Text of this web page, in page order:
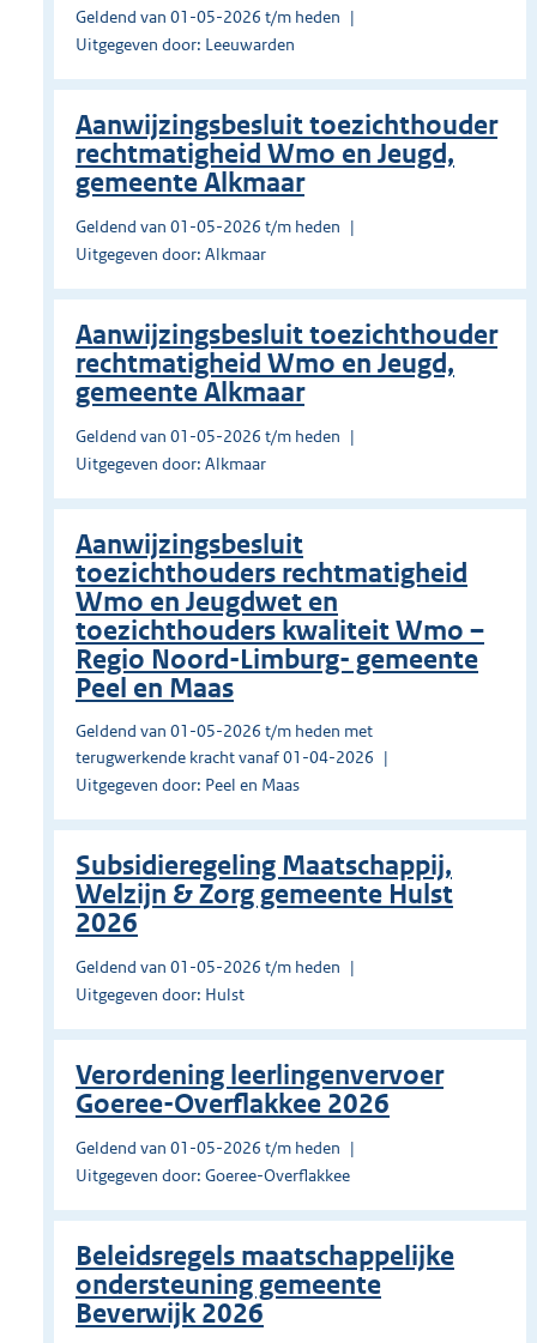
Geldend van 01-05-2026 t/m heden
Uitgegeven door: Leeuwarden
Aanwijzingsbesluit toezichthouder
rechtmatigheid Wmo en Jeugd,
gemeente Alkmaar
Geldend van 01-05-2026 t/m heden
Uitgegeven door: Alkmaar
Aanwijzingsbesluit toezichthouder
rechtmatigheid Wmo en Jeugd,
gemeente Alkmaar
Geldend van 01-05-2026 t/m heden
Uitgegeven door: Alkmaar
Aanwijzingsbesluit
toezichthouders rechtmatigheid
Wmo en Jeugdwet en
toezichthouders kwaliteit Wmo –
Regio Noord-Limburg- gemeente
Peel en Maas
Geldend van 01-05-2026 t/m heden met
terugwerkende kracht vanaf 01-04-2026
Uitgegeven door: Peel en Maas
Subsidieregeling Maatschappij,
Welzijn & Zorg gemeente Hulst
2026
Geldend van 01-05-2026 t/m heden
Uitgegeven door: Hulst
Verordening leerlingenvervoer
Goeree-Overflakkee 2026
Geldend van 01-05-2026 t/m heden
Uitgegeven door: Goeree-Overflakkee
Beleidsregels maatschappelijke
ondersteuning gemeente
Beverwijk 2026